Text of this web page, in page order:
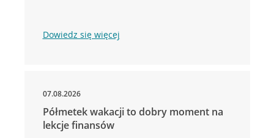
Dowiedz się więcej
07.08.2026
Półmetek wakacji to dobry moment na
lekcje finansów